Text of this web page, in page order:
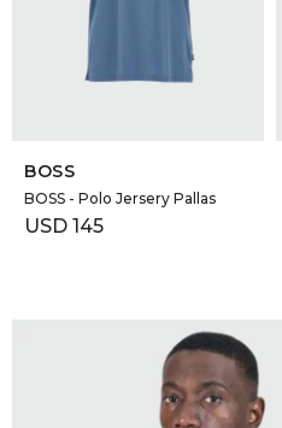
BOSS
BOSS - Polo Jersery Pallas
USD 145